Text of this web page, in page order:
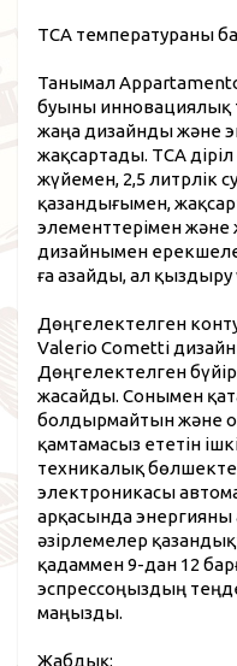
TCA температураны
Танымал
буыны инновациялық
жаңа дизайнды және
жақсартады. TCA
жүйемен, 2,5 литрлік
қазандығымен,
элементтерімен және
дизайнымен
ға азайды, ал қыздыру
Дөңгелектелген
Valerio Cometti
Дөңгелектелген
жасайды. Сонымен
болдырмайтын және
қамтамасыз ететін
техникалық
электроникасы
арқасында
әзірлемелер
қадаммен 9-дан 12
эспрессоңыздың
маңызды.
Жабдық: